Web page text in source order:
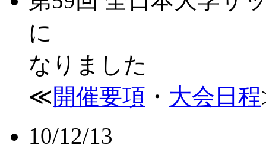
に
なりました
≪開催要項 ・ 大会日程
10/12/13